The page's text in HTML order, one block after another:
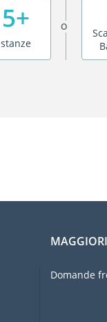
5+
stanze
O
Domande